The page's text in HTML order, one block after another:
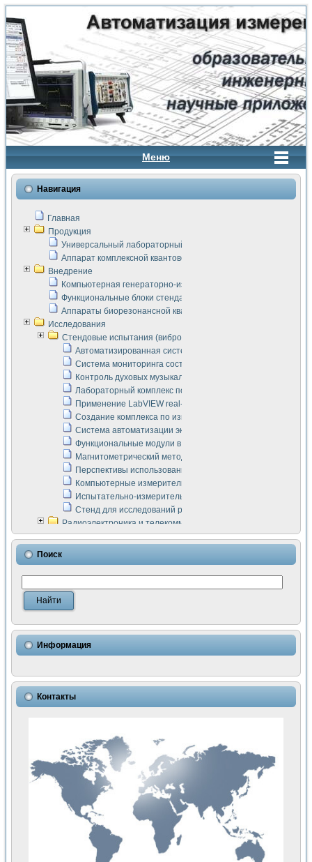
Меню
Навигация
Главная
Продукция
Универсальный лабораторный стенд "Сигнал-USB"
Аппарат комплексной квантовой терапии Интроскан
Внедрение
Компьютерная генераторно-измерительная система
Функциональные блоки стенда "Сигнал-USB"
Аппараты биорезонансной квантовой терапии серии СКАН
Исследования
Стендовые испытания (виброакустика, тензометрия и т.п.)
Автоматизированная система измерения параметров
Система мониторинга состояния тяговых
Контроль духовых музыкальных инструментов
Лабораторный комплекс по исследованию элементной
Применение LabVIEW real-time module для
Создание комплекса по измерению скорости подвижного
Система автоматизации экспериментальных
Функциональные модули в стандарте Nl SCXI для
Магнитометрический метод в дефектоскопии сварных
Перспективы использования машинного зрения в
Компьютерные измерительные системы для
Испытательно-измерительный комплекс аппаратуры для
Стенд для исследований рабочих процессов ДВС в
Радиоэлектроника и телекоммуникации
LabVIEW в расчетах радиолиний систем передачи данных
Аппаратно-программный комплекс для исследования
Виртуальный лабораторный стенд для исследования
Измерение шумовых параметров операционных
Измерительный преобразователь на основе цифровой
Использование NI LabVIEW для математического
Исследовние возможности создания измерителя ВАХ
Математическое моделирование генератора сигналов -
Применение осциллографического модуля с высоким
Симуляция отклика импульсного радиолокационного
Автоматизация формирования уравнений состояния для
Разработка автоматизированного стенда для измерения
Применение среды LabVIEW для построения картины
Портативная система для определения показателей
Использование LabVIEW для управления источником
Устройство для снятия вольт-амперных характеристик
Передовые научные технологии: нано-, фемто-,
Автоматизированная установка по измерению временных
Автоматизированный лабораторный комплекс на базе
Визуализация моделирования и оптимизации тепловой
Виртуальный прибор для исследования функциональных
Поиск
Информация
Контакты